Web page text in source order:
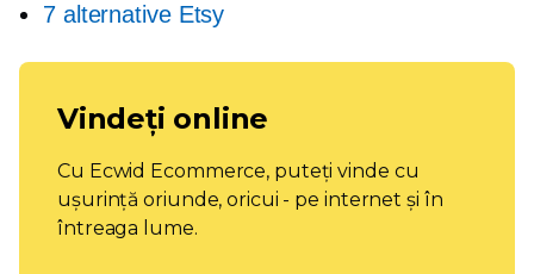
7 alternative Etsy
Vindeți online
Cu Ecwid Ecommerce, puteți vinde cu
ușurință oriunde, oricui - pe internet și în
întreaga lume.